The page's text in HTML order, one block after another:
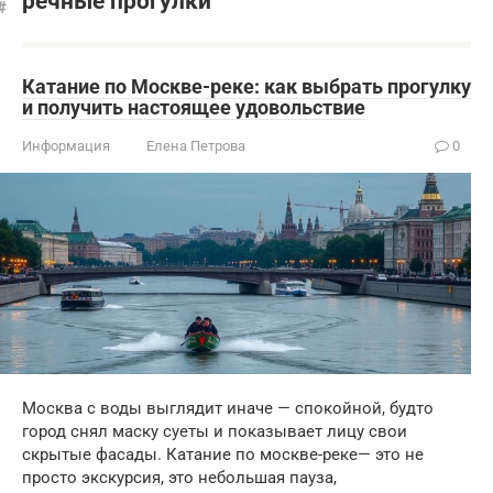
Катание по Москве-реке: как выбрать прогулку
и получить настоящее удовольствие
Информация Елена Петрова 0
Москва с воды выглядит иначе — спокойной, будто
город снял маску суеты и показывает лицу свои
скрытые фасады. Катание по москве-реке— это не
просто экскурсия, это небольшая пауза,